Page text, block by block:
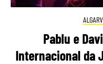
Pablu e
Internacional da